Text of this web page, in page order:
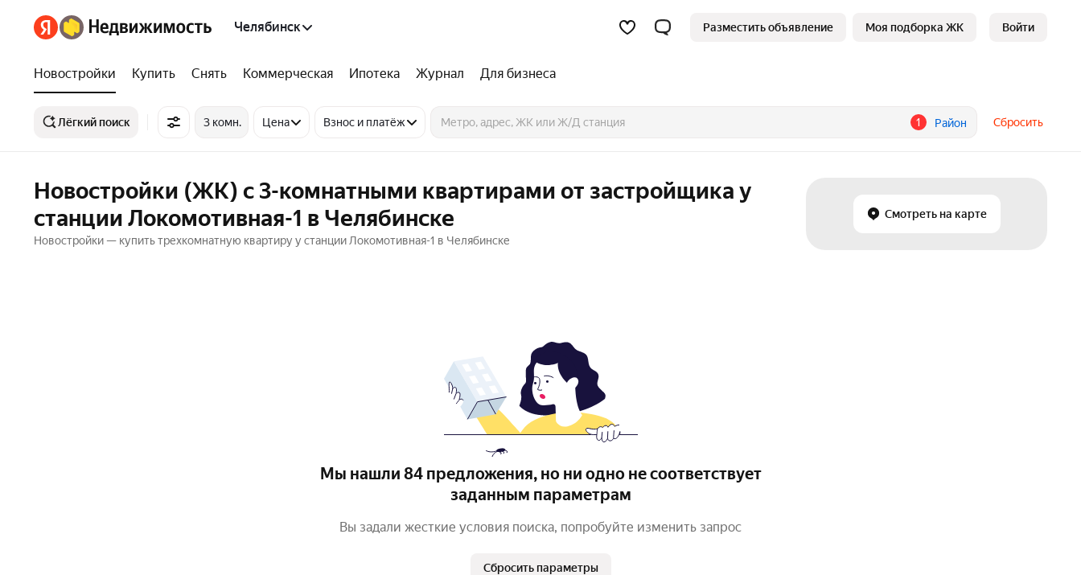
Челябинск Разместить объявление Моя подборка ЖК Войти
Новостройки Купить Снять Коммерческая Ипотека Журнал Для бизнеса
Лёгкий поиск 3 комн. Цена Взнос и платёж 1 Район Сбросить
Новостройки (ЖК) с 3-комнатными квартирами от застройщика у
станции Локомотивная-1 в Челябинске
Новостройки — купить трехкомнатную квартиру у станции Локомотивная-1 в Челябинске
Смотреть на карте
Мы нашли 84 предложения, но ни одно не соответствует
заданным параметрам
Вы задали жесткие условия поиска, попробуйте изменить запрос
Сбросить параметры